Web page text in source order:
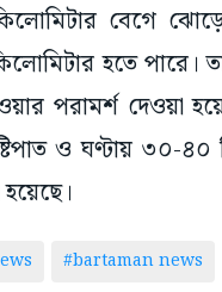
বেগে
হতে পারে।
পরামর্শ দেওয়া
ও ঘণ্টায় ৩০-
#bartaman news